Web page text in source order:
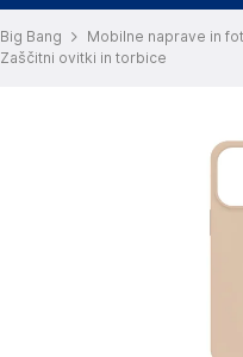
Big Bang Mobilne naprave in
Zaščitni ovitki in torbice